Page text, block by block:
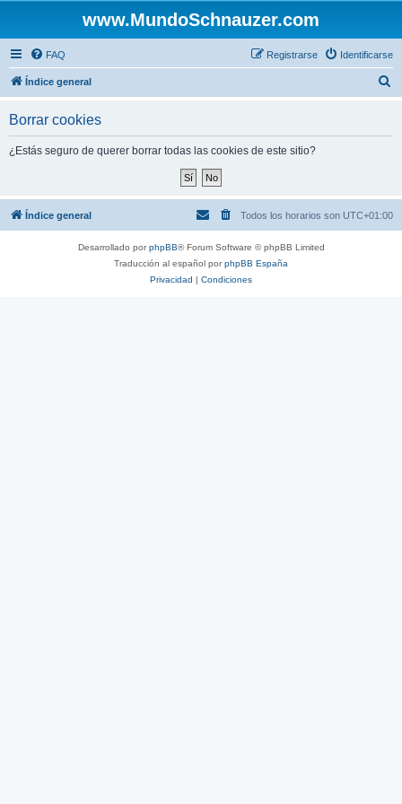
www.MundoSchnauzer.com
FAQ Identificarse
Registrarse
Índice general
Borrar cookies
¿Estás seguro de querer borrar todas las cookies de este sitio?
Índice general Todos los horarios son UTC+01:00
Desarrollado porphpBB® Forum Software © phpBB Limited
Traducción al español porphpBB España
Privacidad | Condiciones